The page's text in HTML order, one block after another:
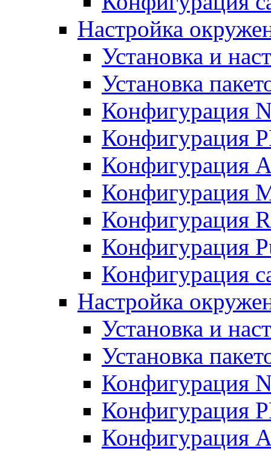
Настройка
Установка и
Установка
Конфигурация
Конфигурация
Конфигурация
Конфигурация
Конфигурация
Конфигурация
Конфигурация
Настройка
Установка и
Установка
Конфигурация
Конфигурация
Конфигурация